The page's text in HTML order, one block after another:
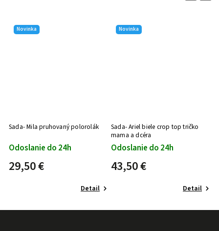
Novinka
Sada- Mila pruhovaný polorolák
Odoslanie do 24h
29,50 €
Detail
Novinka
Sada- Ariel biele crop top tričko
mama a dcéra
Odoslanie do 24h
43,50 €
Detail